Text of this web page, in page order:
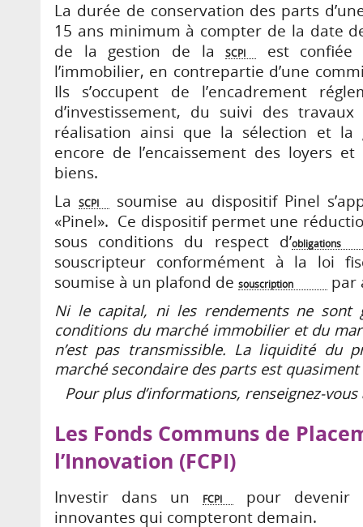
La durée de conservation des parts
15 ans minimum à compter de la date
de la gestion de laSCPI
est confiée
l’immobilier, en contrepartie d’une
Ils s’occupent de l’encadrement
d’investissement, du suivi des
réalisation ainsi que la sélection et la
encore de l’encaissement des loyers
biens.
LaSCPI
soumise au dispositif Pinel
«Pinel». Ce dispositif permet une
sous conditions du respect d’obligations
souscripteur conformément à la loi
soumise à un plafond de souscription
par
Ni le capital, ni les rendements ne sont
conditions du marché immobilier et du
n’est pas transmissible. La liquidité du
marché secondaire des parts est
Pour plus d’informations, renseignez-
Les Fonds Communs de
l’Innovation (FCPI)
Investir dans un FCPI
pour
innovantes qui compteront demain.